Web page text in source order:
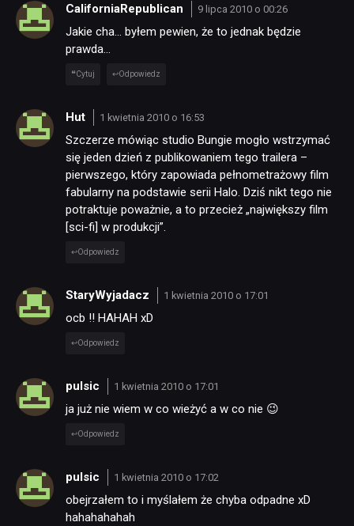
CaliforniaRepublican 9 lipca 2010 o 00:26
Jakie cha… byłem pewien, że to jednak będzie
prawda…
Cytuj Odpowiedz
Hut 1 kwietnia 2010 o 16:53
Szczerze mówiąc studio Bungie mogło wstrzymać
się jeden dzień z publikowaniem tego trailera –
pierwszego, który zapowiada pełnometrażowy film
fabularny na podstawie serii Halo. Dziś nikt tego nie
potraktuje poważnie, a to przecież „największy film
[sci-fi] w produkcji”.
Odpowiedz
StaryWyjadacz 1 kwietnia 2010 o 17:01
ocb !! HAHAH xD
Odpowiedz
pulsic 1 kwietnia 2010 o 17:01
ja już nie wiem w co wieżyć a w co nie 😉
Odpowiedz
pulsic 1 kwietnia 2010 o 17:02
obejrzałem to i myślałem że chyba odpadne xD
hahahahahah